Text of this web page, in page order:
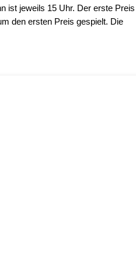
ist jeweils 15 Uhr. Der erste Preis
den ersten Preis gespielt. Die